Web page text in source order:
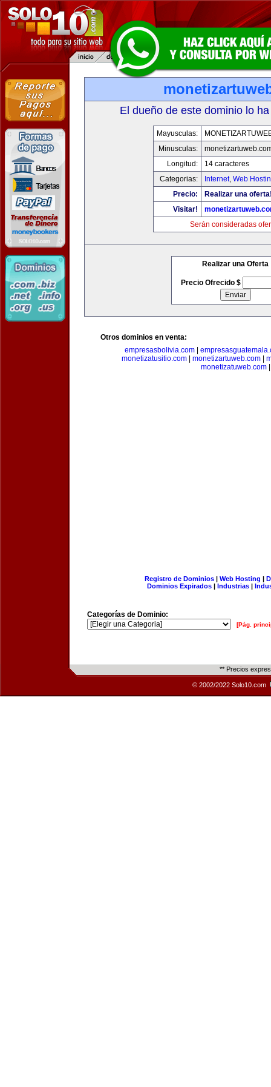
El dueño de este dominio lo
Mayusculas:
Minusculas:
Longitud:
14 caracteres
Categorias:
Internet, Web
Precio:
Realizar una
Visitar!
Serán consideradas
Realizar una Oferta
Precio Ofrecido $
Otros dominios en venta:
empresasbolivia.com
monetizatusitio.com
monetizartuweb.com
monetizatuweb.com|
Registro de Dominios| Web Hosting |
Dominios Expirados | Industrias |
Categorías de Dominio:
[Pág.
** Precios
© 2002/2022 Solo10.com